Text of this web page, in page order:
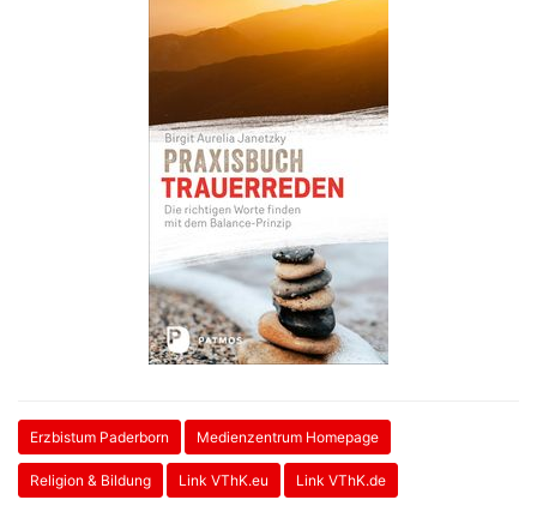
Erzbistum Paderborn Medienzentrum Homepage
Religion & Bildung Link VThK.eu Link VThK.de